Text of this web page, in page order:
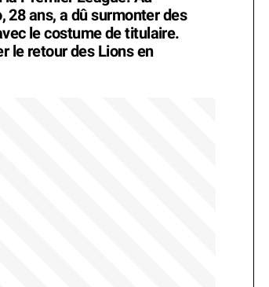
28 ans, a dû surmonter des
le costume de titulaire.
le retour des Lions en